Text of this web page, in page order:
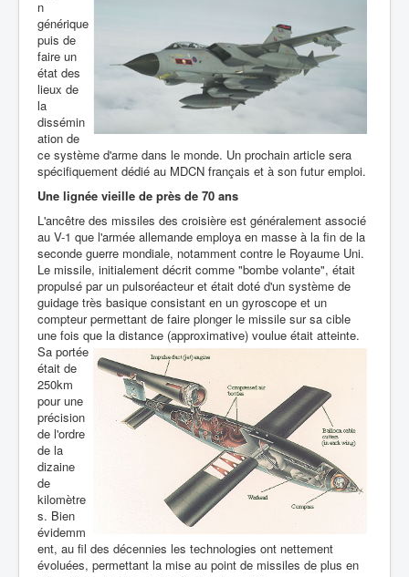
n
générique
puis de
faire un
état des
lieux de
la
dissémin
ation de
ce système d'arme dans le monde. Un prochain article sera
spécifiquement dédié au MDCN français et à son futur emploi.
Une lignée vieille de près de 70 ans
L'ancêtre des missiles des croisière est généralement associé
au V-1 que l'armée allemande employa en masse à la fin de la
seconde guerre mondiale, notamment contre le Royaume Uni.
Le missile, initialement décrit comme "bombe volante", était
propulsé par un pulsoréacteur et était doté d'un système de
guidage très basique consistant en un gyroscope et un
compteur permettant de faire plonger le missile sur sa cible
une fois que la distance (approximative) voulue était atteinte.
Sa portée
était de
250km
pour une
précision
de l'ordre
de la
dizaine
de
kilomètre
s. Bien
évidemm
ent, au fil des décennies les technologies ont nettement
évoluées, permettant la mise au point de missiles de plus en